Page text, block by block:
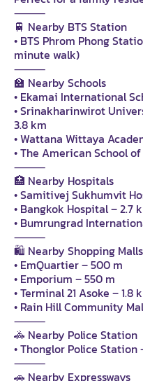
⸻
🚆 Nearby BTS Station
• BTS Phrom Phong
minute walk)
⸻
🏫 Nearby Schools
• Ekamai International
• Srinakharinwirot
3.8 km
• Wattana Wittaya
• The American School
⸻
🏥 Nearby Hospitals
• Samitivej Sukhumvit
• Bangkok Hospital – 2.7
• Bumrungrad
⸻
🛍️ Nearby Shopping Malls
• EmQuartier – 500 m
• Emporium – 550 m
• Terminal 21 Asoke – 1.8
• Rain Hill Community
⸻
🚓 Nearby Police Station
• Thonglor Police Station
⸻
🚗 Nearby Expressways